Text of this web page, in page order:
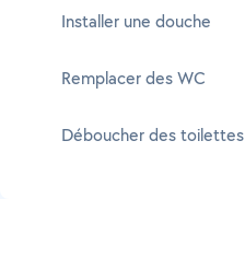
Installer une douche
Remplacer des WC
Déboucher des toilettes